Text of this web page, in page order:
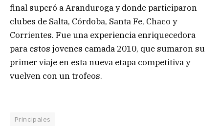
final superó a Aranduroga y donde participaron
clubes de Salta, Córdoba, Santa Fe, Chaco y
Corrientes. Fue una experiencia enriquecedora
para estos jovenes camada 2010, que sumaron su
primer viaje en esta nueva etapa competitiva y
vuelven con un trofeos.
Principales